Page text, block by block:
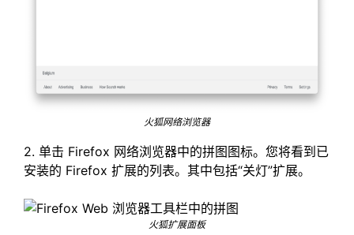
火狐网络浏览器
2. 单击 Firefox 网络浏览器中的拼图图标。您将看到已
安装的 Firefox 扩展的列表。其中包括“关灯”扩展。
火狐扩展面板